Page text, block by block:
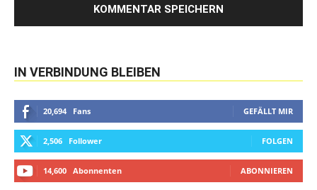
IN VERBINDUNG BLEIBEN
20,694 Fans GEFÄLLT MIR
2,506 Follower FOLGEN
14,600 Abonnenten ABONNIEREN